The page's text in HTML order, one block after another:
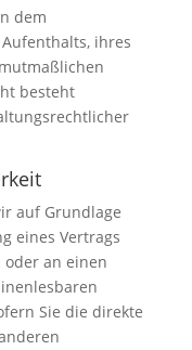
dem
ihres
besteht
auf Grundlage
eines Vertrags
an einen
Sie die direkte